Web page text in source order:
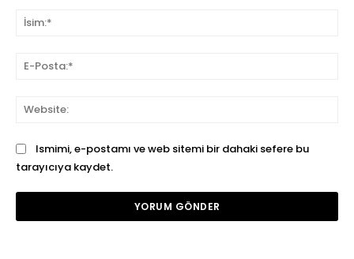
Ismimi, e-postamı ve web sitemi bir dahaki sefere bu
tarayıcıya kaydet.